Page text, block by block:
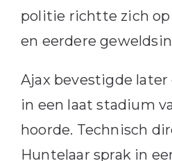
politie richtte zich
en eerdere
Ajax bevestigde later
in een laat stadium
hoorde. Technisch
Huntelaar sprak in